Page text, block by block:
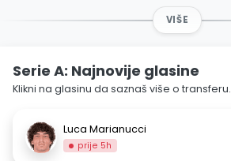
VIŠE
Serie A: Najnovije glasine
Klikni na glasinu da saznaš više o transferu.
Luca Marianucci
prije 5h